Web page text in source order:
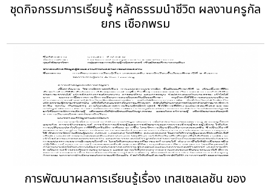
ชุดกิจกรรมการเรียนรู้ หลักธรรมนำชีวิต ผลงานครูกัล
ยกร เชือกพรม
การพัฒนาผลการเรียนรู้เรื่อง เทสเซลเลชัน ของ